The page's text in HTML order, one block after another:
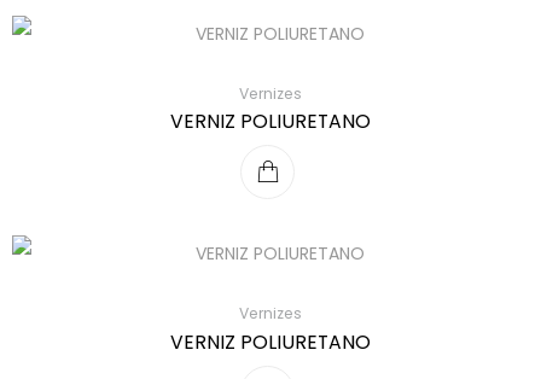
Vernizes
VERNIZ POLIURETANO
Vernizes
VERNIZ POLIURETANO